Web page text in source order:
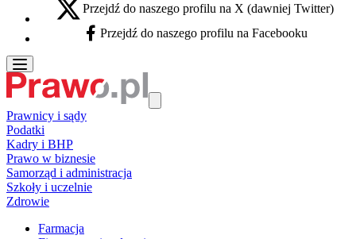
X - otwiera się w nowej karcie
Przejdź do naszego profilu na X (dawniej Twitter)
Facebook - otwiera się w nowej karcie
Przejdź do naszego profilu na Facebooku
Prawnicy i sądy
Podatki
Kadry i BHP
Prawo w biznesie
Samorząd i administracja
Szkoły i uczelnie
Zdrowie
Farmacja